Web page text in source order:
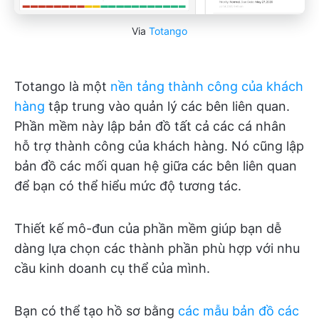
Via Totango
Totango là một nền tảng thành công của khách
hàng tập trung vào quản lý các bên liên quan.
Phần mềm này lập bản đồ tất cả các cá nhân
hỗ trợ thành công của khách hàng. Nó cũng lập
bản đồ các mối quan hệ giữa các bên liên quan
để bạn có thể hiểu mức độ tương tác.
Thiết kế mô-đun của phần mềm giúp bạn dễ
dàng lựa chọn các thành phần phù hợp với nhu
cầu kinh doanh cụ thể của mình.
Bạn có thể tạo hồ sơ bằng các mẫu bản đồ các